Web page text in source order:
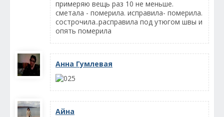
примеряю вещь раз 10 не меньше.
сметала - померила. исправила- померила.
сострочила..расправила под утюгом швы и
опять померила
Анна Гумлевая
Айна